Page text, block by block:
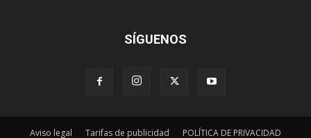
SÍGUENOS
Aviso legal Tarifas de publicidad POLÍTICA DE PRIVACIDAD